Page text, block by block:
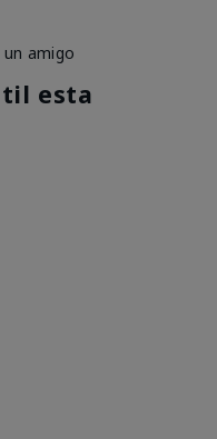
amigo
esta